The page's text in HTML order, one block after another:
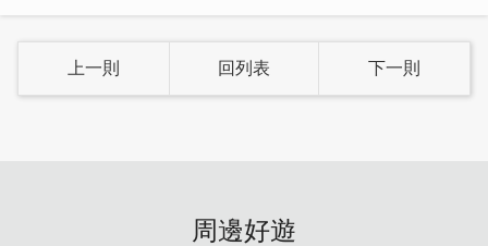
上一則 回列表 下一則
周邊好遊